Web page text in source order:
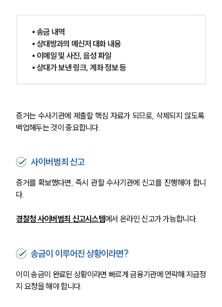
• 송금 내역
• 상대방과의 메신저 대화 내용
• 이메일 및 사진, 음성 파일
• 상대가 보낸 링크, 계좌 정보 등
증거는 수사기관에 제출할 핵심 자료가 되므로, 삭제되지 않도록
백업해두는 것이 중요합니다.
사이버범죄 신고
증거를 확보했다면, 즉시 관할 수사기관에 신고를 진행해야 합니
다.
경찰청 사이버범죄 신고시스템에서 온라인 신고가 가능합니다.
송금이 이루어진 상황이라면?
이미 송금이 완료된 상황이라면 빠르게 금융기관에 연락해 지급정
지 요청을 해야 합니다.